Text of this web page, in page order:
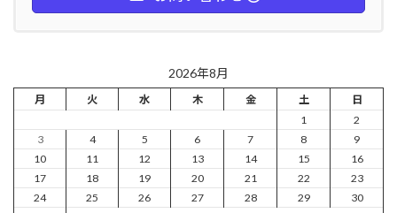
2026年8月
月 火 水 木 金 土
日
1
2
3
4 5 6 7 8
9
10
11 12 13 14 15
16
17
18 19 20 21 22
23
24
25 26 27 28 29
30